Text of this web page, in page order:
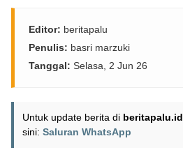
Editor: beritapalu
Penulis: basri marzuki
Tanggal: Selasa, 2 Jun 26
Untuk update berita di beritapalu.id
sini: Saluran WhatsApp